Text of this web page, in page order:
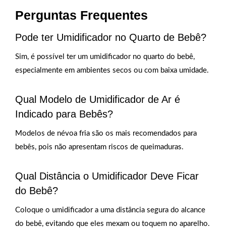
Perguntas Frequentes
Pode ter Umidificador no Quarto de Bebê?
Sim, é possível ter um umidificador no quarto do bebê,
especialmente em ambientes secos ou com baixa umidade.
Qual Modelo de Umidificador de Ar é
Indicado para Bebês?
Modelos de névoa fria são os mais recomendados para
bebês, pois não apresentam riscos de queimaduras.
Qual Distância o Umidificador Deve Ficar
do Bebê?
Coloque o umidificador a uma distância segura do alcance
do bebê, evitando que eles mexam ou toquem no aparelho.